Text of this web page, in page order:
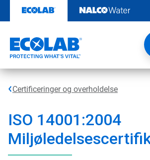
indhold
Certificeringer og overholdelse
ISO 14001:2004